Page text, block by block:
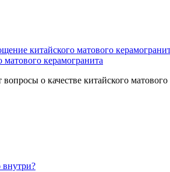
китайского матового
керамогранита
о качестве китайского
внутри?